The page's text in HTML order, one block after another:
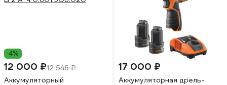
-4%
12 000 ₽12 546 ₽
Аккумуляторный
17 000 ₽
Аккумуляторная дрель-